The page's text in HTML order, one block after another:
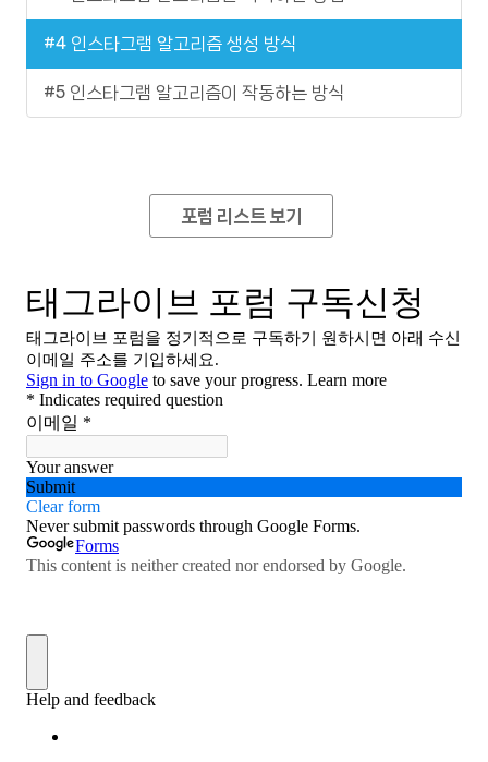
#4 인스타그램 알고리즘 생성 방식
#5 인스타그램 알고리즘이 작동하는 방식
포럼 리스트 보기